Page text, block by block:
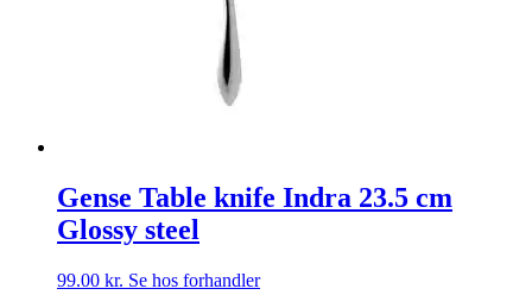
Gense Table knife Indra 23.5 cm
Glossy steel
99.00 kr. Se hos forhandler